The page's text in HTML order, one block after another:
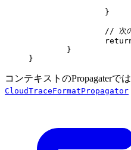
		}
//
	}
}
コンテキストのPropagaterでは
CloudTraceFormatPropagator